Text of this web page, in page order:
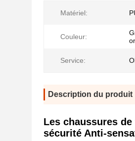
Matériel:
Couleur:
Service:
Description du produit
Les chaussures
sécurité Anti-